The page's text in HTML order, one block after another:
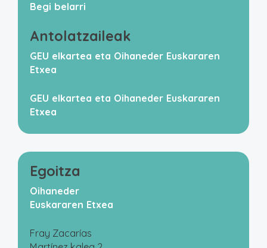
Begi belarri
Antolatzaileak
GEU elkartea eta Oihaneder Euskararen
Etxea
GEU elkartea eta Oihaneder Euskararen
Etxea
Egoitza
Oihaneder
Euskararen Etxea
Fray Zacarías